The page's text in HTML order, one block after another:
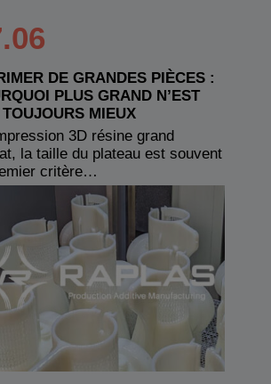
DE GRANDES PIÈCES :
PLUS GRAND N’EST
TOUJOURS MIEUX
3D résine grand
la taille du plateau est souvent
critère…